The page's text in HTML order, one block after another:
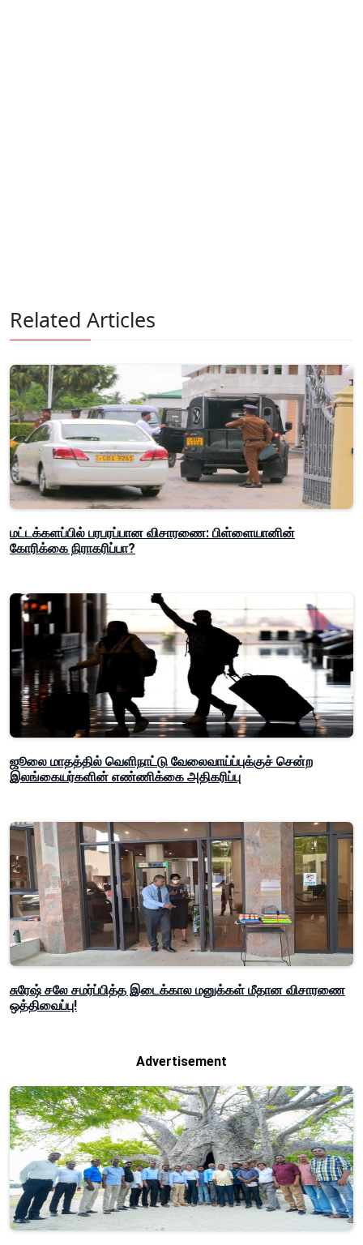
Related Articles
மட்டக்களப்பில் பரபரப்பான விசாரணை: பிள்ளையானின்
கோரிக்கை நிராகரிப்பா?
ஜூலை மாதத்தில் வெளிநாட்டு வேலைவாய்ப்புக்குச் சென்ற
இலங்கையர்களின் எண்ணிக்கை அதிகரிப்பு
சுரேஷ் சலே சமர்ப்பித்த இடைக்கால மனுக்கள் மீதான விசாரணை
ஒத்திவைப்பு!
Advertisement